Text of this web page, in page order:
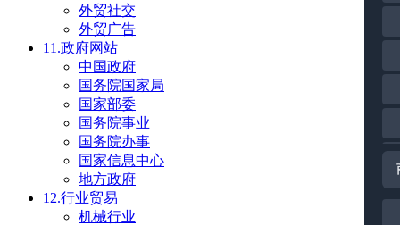
外贸社交
外贸广告
11.政府网站
中国政府
国务院国家局
国家部委
国务院事业
国务院办事
国家信息中心
地方政府
12.行业贸易
机械行业